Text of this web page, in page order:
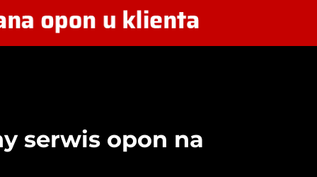
serwis opon na